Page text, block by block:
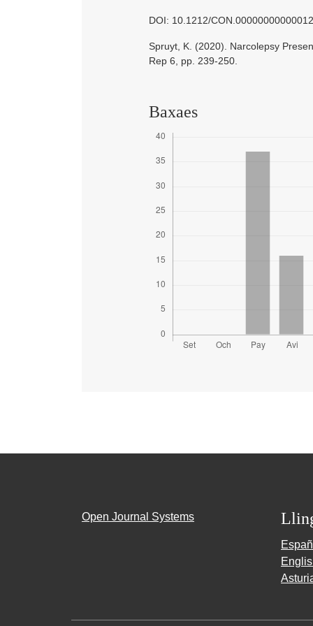
DOI: 10.1212/
Spruyt, K. (2020). Narcolepsy
Rep 6, pp. 239-250.
Baxaes
Open Journal Systems